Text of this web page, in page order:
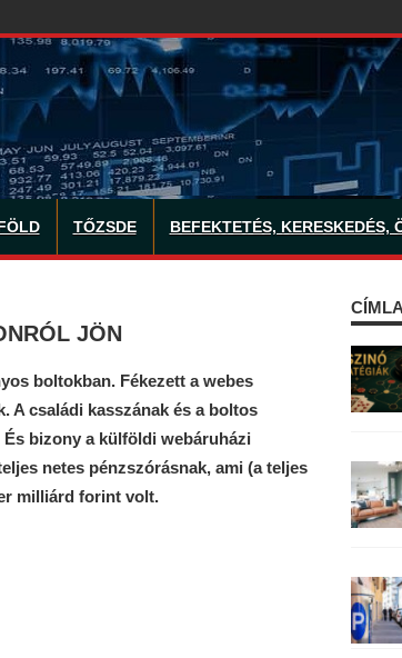
TŐZSDE BEFEKTETÉS, KERESKEDÉS,
JÖN
boltokban. Fékezett a webes
A családi kasszának és a boltos
És bizony a külföldi webáruházi
netes pénzszórásnak, ami (a teljes
milliárd forint volt.